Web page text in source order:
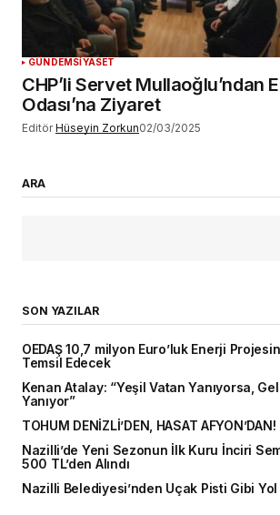
GÜNDEMSİYASET
CHP’li Servet Mullaoğlu’ndan
Odası’na Ziyaret
Editör Hüseyin Zorkun02/03/2025
ARA
SON YAZILAR
OEDAŞ 10,7 milyon Euro’luk Enerji
Temsil Edecek
Kenan Atalay: “Yeşil Vatan Yanıyorsa,
Yanıyor”
TOHUM DENİZLİ’DEN, HASAT AFYON’DAN!
Nazilli’de Yeni Sezonun İlk Kuru İnciri
500 TL’den Alındı
Nazilli Belediyesi’nden Uçak Pisti Gibi Yol